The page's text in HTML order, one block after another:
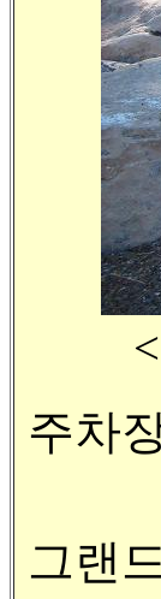
주차
그랜